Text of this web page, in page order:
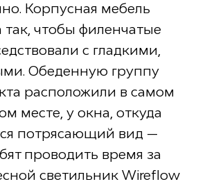
Корпусная мебель
чтобы филенчатые
с гладкими,
Обеденную группу
расположили в самом
месте, у окна, откуда
потрясающий вид —
проводить время за
светильник Wireflow